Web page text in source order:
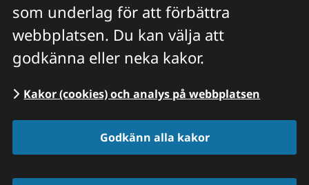
som underlag för att förbättra
webbplatsen. Du kan välja att
godkänna eller neka kakor.
Kakor (cookies) och analys på webbplatsen
Godkänn alla kakor
Start / Veterinären tipsar / Häst / Sårskador
och stelkramp
Sårskador och